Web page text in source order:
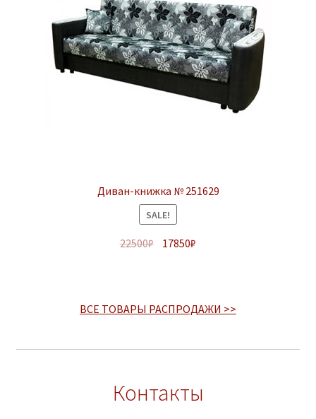
Диван-книжка № 251629
SALE!
22500₽ 17850₽
ВСЕ ТОВАРЫ РАСПРОДАЖИ >>
Контакты